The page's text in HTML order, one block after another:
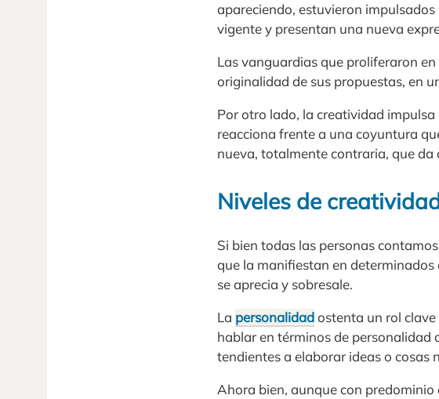
apareciendo, estuvieron
vigente y presentan una nueva
Las vanguardias que proliferaron
originalidad de sus propuestas, en
Por otro lado, la creatividad
reacciona frente a una coyuntura
nueva, totalmente contraria, que
Niveles de
Si bien todas las personas
que la manifiestan en
se aprecia y sobresale.
La personalidadostenta un rol
hablar en términos de personalidad
tendientes a elaborar ideas o cosas
Ahora bien, aunque con